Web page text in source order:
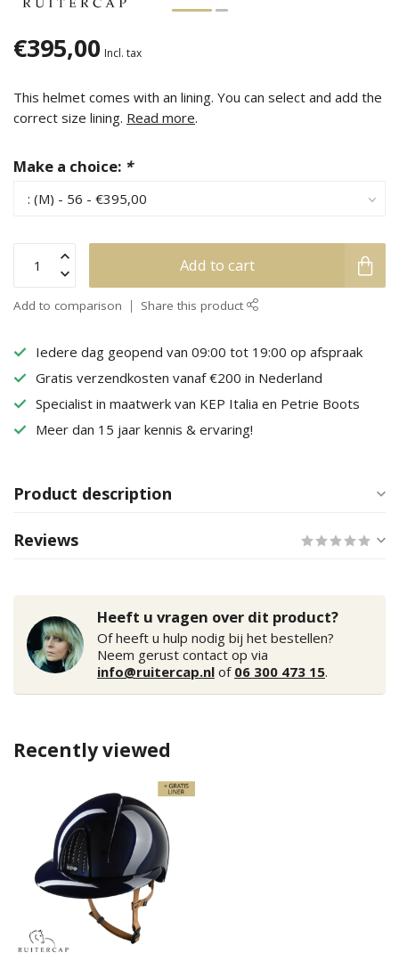
€395,00 Incl. tax
This helmet comes with an lining. You can select and add the
correct size lining. Read more.
Make a choice: *
Add to cart
Add to comparison Share this product
Iedere dag geopend van 09:00 tot 19:00 op afspraak
Gratis verzendkosten vanaf €200 in Nederland
Specialist in maatwerk van KEP Italia en Petrie Boots
Meer dan 15 jaar kennis & ervaring!
Product description
Reviews
Heeft u vragen over dit product?
Of heeft u hulp nodig bij het bestellen?
Neem gerust contact op via
info@ruitercap.nl of 06 300 473 15.
Recently viewed